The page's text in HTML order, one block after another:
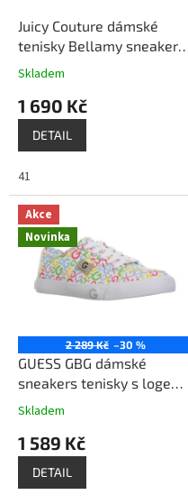
Juicy Couture dámské
tenisky Bellamy sneakers
s logem a ozdobnými
Skladem
1 690 Kč
DETAIL
41
Akce
Novinka
2 289 Kč –30 %
GUESS GBG dámské
sneakers tenisky s logem
G rainbow bílá
Skladem
1 589 Kč
DETAIL